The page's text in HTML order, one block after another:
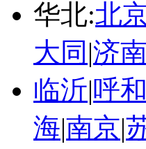
华北:北
大同 |济南
临沂|呼
海|南京|